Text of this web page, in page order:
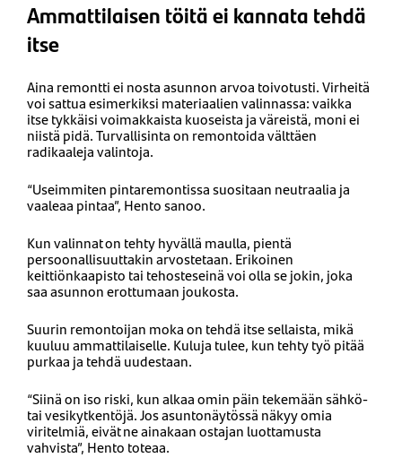
Ammattilaisen töitä ei kannata tehdä
itse
Aina remontti ei nosta asunnon arvoa toivotusti. Virheitä
voi sattua esimerkiksi materiaalien valinnassa: vaikka
itse tykkäisi voimakkaista kuoseista ja väreistä, moni ei
niistä pidä. Turvallisinta on remontoida välttäen
radikaaleja valintoja.
“Useimmiten pintaremontissa suositaan neutraalia ja
vaaleaa pintaa”, Hento sanoo.
Kun valinnat on tehty hyvällä maulla, pientä
persoonallisuuttakin arvostetaan. Erikoinen
keittiönkaapisto tai tehosteseinä voi olla se jokin, joka
saa asunnon erottumaan joukosta.
Suurin remontoijan moka on tehdä itse sellaista, mikä
kuuluu ammattilaiselle. Kuluja tulee, kun tehty työ pitää
purkaa ja tehdä uudestaan.
“Siinä on iso riski, kun alkaa omin päin tekemään sähkö-
tai vesikytkentöjä. Jos asuntonäytössä näkyy omia
viritelmiä, eivät ne ainakaan ostajan luottamusta
vahvista”, Hento toteaa.